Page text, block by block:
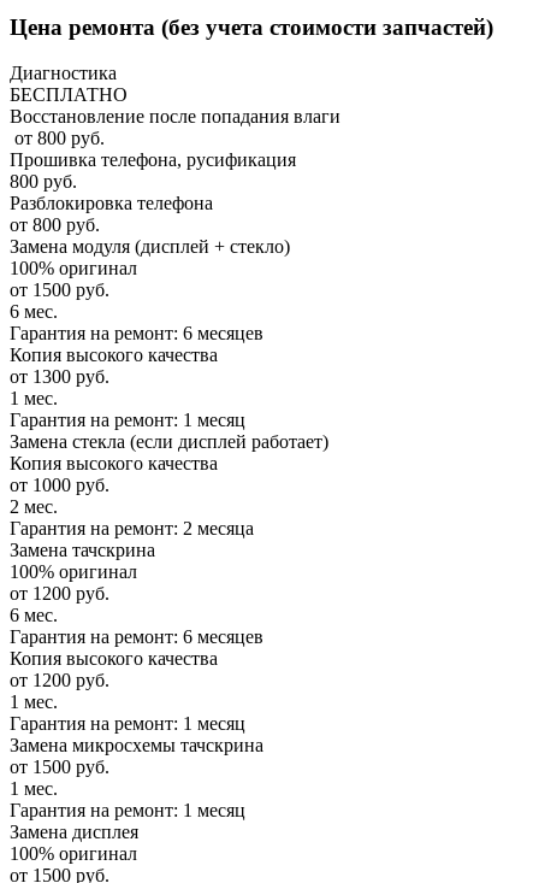
Цена ремонта (без учета стоимости запчастей)
Диагностика
БЕСПЛАТНО
Восстановление после попадания влаги
от 800 руб.
Прошивка телефона, русификация
800 руб.
Разблокировка телефона
от 800 руб.
Замена модуля (дисплей + стекло)
100% оригинал
от 1500 руб.
6 мес.
Гарантия на ремонт: 6 месяцев
Копия высокого качества
от 1300 руб.
1 мес.
Гарантия на ремонт: 1 месяц
Замена стекла (если дисплей работает)
Копия высокого качества
от 1000 руб.
2 мес.
Гарантия на ремонт: 2 месяца
Замена тачскрина
100% оригинал
от 1200 руб.
6 мес.
Гарантия на ремонт: 6 месяцев
Копия высокого качества
от 1200 руб.
1 мес.
Гарантия на ремонт: 1 месяц
Замена микросхемы тачскрина
от 1500 руб.
1 мес.
Гарантия на ремонт: 1 месяц
Замена дисплея
100% оригинал
от 1500 руб.